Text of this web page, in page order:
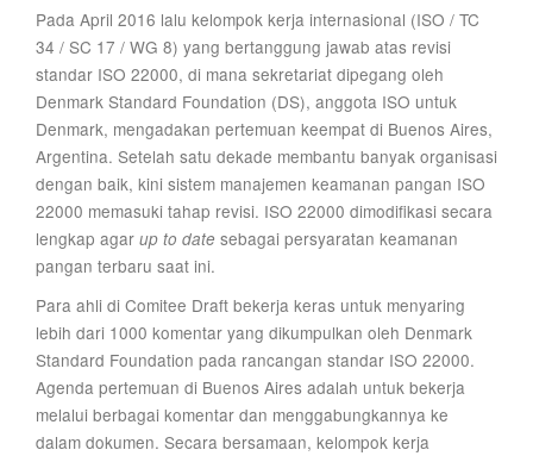
Pada April 2016 lalu kelompok kerja internasional (ISO / TC
34 / SC 17 / WG 8) yang bertanggung jawab atas revisi
standar ISO 22000, di mana sekretariat dipegang oleh
Denmark Standard Foundation (DS), anggota ISO untuk
Denmark, mengadakan pertemuan keempat di Buenos Aires,
Argentina. Setelah satu dekade membantu banyak organisasi
dengan baik, kini sistem manajemen keamanan pangan ISO
22000 memasuki tahap revisi. ISO 22000 dimodifikasi secara
lengkap agar up to date sebagai persyaratan keamanan
pangan terbaru saat ini.
Para ahli di Comitee Draft bekerja keras untuk menyaring
lebih dari 1000 komentar yang dikumpulkan oleh Denmark
Standard Foundation pada rancangan standar ISO 22000.
Agenda pertemuan di Buenos Aires adalah untuk bekerja
melalui berbagai komentar dan menggabungkannya ke
dalam dokumen. Secara bersamaan, kelompok kerja